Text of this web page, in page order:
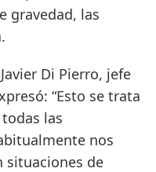
gravedad, las
Di Pierro, jefe
“Esto se trata
las
nos
situaciones de